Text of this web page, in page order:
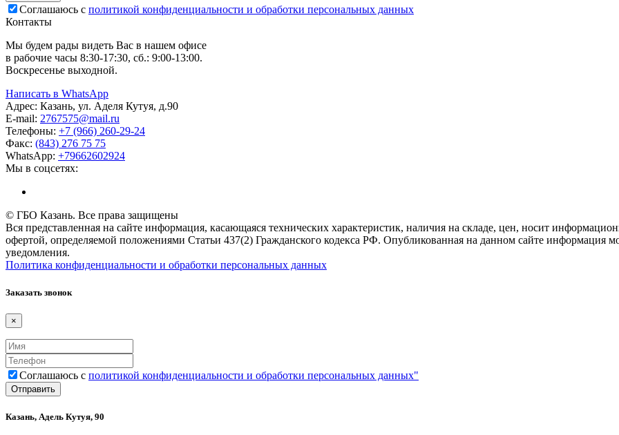
Соглашаюсь с политикой конфиденциальности и обработки персональных данных
Контакты
Мы будем рады видеть Вас в нашем офисе
в рабочие часы 8:30-17:30, сб.: 9:00-13:00.
Воскресенье выходной.
Написать в WhatsApp
Адрес: Казань, ул. Аделя Кутуя, д.90
E-mail: 2767575@mail.ru
Телефоны: +7 (966) 260-29-24
Факс: (843) 276 75 75
WhatsApp: +79662602924
Мы в соцсетях:
© ГБО Казань. Все права защищены
Вся представленная на сайте информация, касающаяся технических характеристик, наличия на складе, цен, носит
офертой, определяемой положениями Статьи 437(2) Гражданского кодекса РФ. Опубликованная на данном сайте информация
уведомления.
Политика конфиденциальности и обработки персональных данных
Заказать звонок
×
Соглашаюсь с политикой конфиденциальности и обработки персональных данных"
Казань, Адель Кутуя, 90